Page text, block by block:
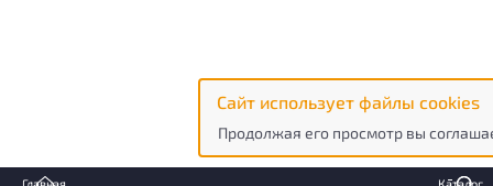
Сайт использует файлы cookies
Продолжая его просмотр вы